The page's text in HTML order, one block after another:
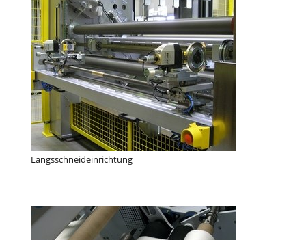
Längsschneideinrichtung